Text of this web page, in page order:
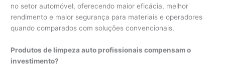
no setor automóvel, oferecendo maior eficácia, melhor
rendimento e maior segurança para materiais e operadores
quando comparados com soluções convencionais.
Produtos de limpeza auto profissionais compensam o
investimento?